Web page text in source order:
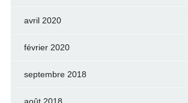
avril 2020
février 2020
septembre 2018